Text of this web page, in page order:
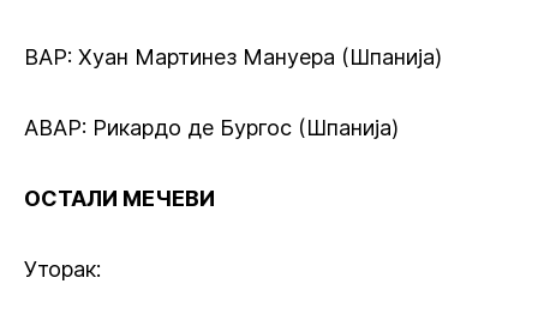
ВАР: Хуан Мартинез Мануера (Шпанија)
АВАР: Рикардо де Бургос (Шпанија)
ОСТАЛИ МЕЧЕВИ
Уторак: